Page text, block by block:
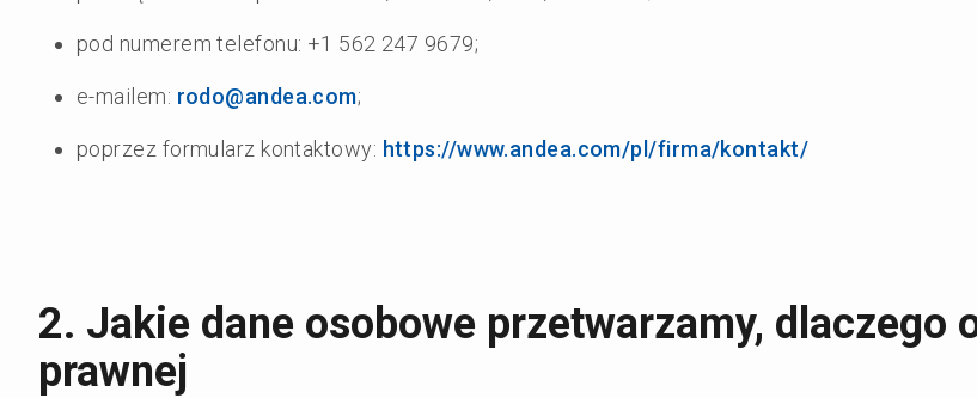
pod numerem telefonu: +1 562 247 9679;
e-mailem: rodo@andea.com;
poprzez formularz kontaktowy: https://www.andea.com/pl/firma/kontakt/
2. Jakie dane osobowe przetwarzamy, dlaczego
prawnej